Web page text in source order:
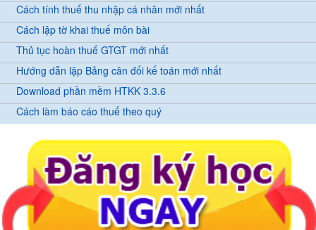
Cách tính thuế thu nhập cá nhân mới nhất
Cách lập tờ khai thuế môn bài
Thủ tục hoàn thuế GTGT mới nhất
Hướng dẫn lập Bảng cân đối kế toán mới nhất
Download phần mềm HTKK 3.3.6
Cách làm báo cáo thuế theo quý